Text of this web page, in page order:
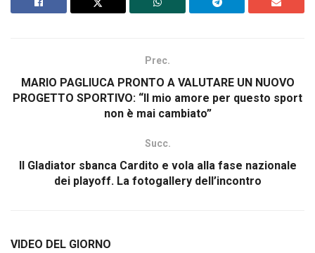
Prec.
MARIO PAGLIUCA PRONTO A VALUTARE UN NUOVO
PROGETTO SPORTIVO: “Il mio amore per questo sport
non è mai cambiato”
Succ.
Il Gladiator sbanca Cardito e vola alla fase nazionale
dei playoff. La fotogallery dell’incontro
VIDEO DEL GIORNO